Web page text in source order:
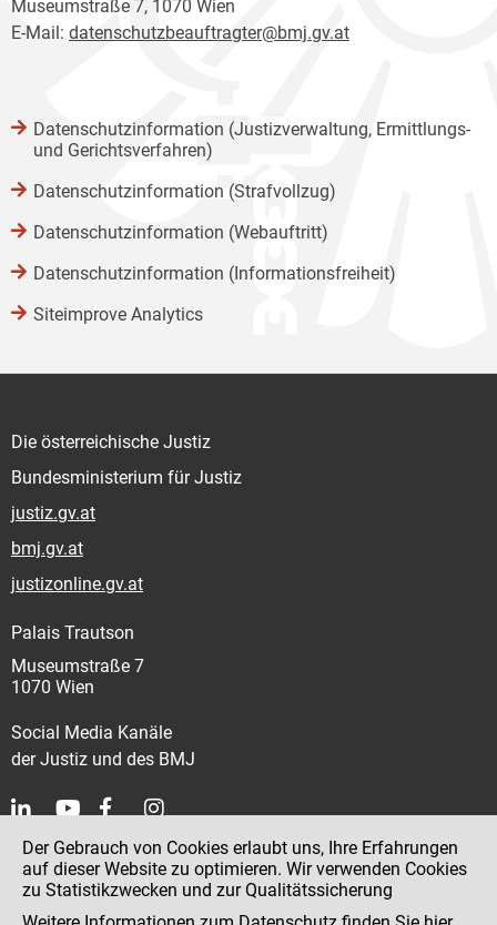
Museumstraße 7, 1070 Wien
E-Mail: datenschutzbeauftragter@bmj.gv.at
Datenschutzinformation (Justizverwaltung, Ermittlungs-
und Gerichtsverfahren)
Datenschutzinformation (Strafvollzug)
Datenschutzinformation (Webauftritt)
Datenschutzinformation (Informationsfreiheit)
Siteimprove Analytics
Die österreichische Justiz
Bundesministerium für Justiz
justiz.gv.at
bmj.gv.at
justizonline.gv.at
Palais Trautson
Museumstraße 7
1070 Wien
Social Media Kanäle
der Justiz und des BMJ
Kontakt
Impressum
Der Gebrauch von Cookies erlaubt uns, Ihre Erfahrungen
auf dieser Website zu optimieren. Wir verwenden Cookies
zu Statistikzwecken und zur Qualitätssicherung